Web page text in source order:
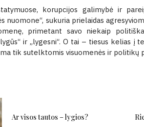
korupcijos galimybė ir
nuomone“, sukuria prielaidas
primetant savo niekaip
ir „lygesni“. O tai – tiesus kelias į
tik sutelktomis visuomenės ir politikų
Ar visos tautos – lygios? Kitas: